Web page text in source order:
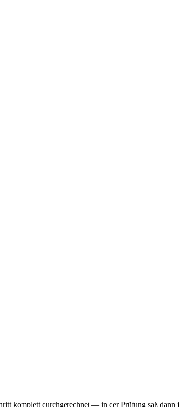
komplett durchgerechnet — in der Prüfung saß dann